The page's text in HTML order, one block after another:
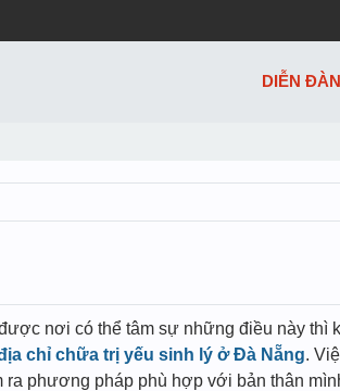
nơi có thể tâm sự những điều này thì
chỉ chữa trị yếu sinh lý ở Đà Nẵng.
phương pháp phù hợp với bản thân
DIỄN ĐÀN